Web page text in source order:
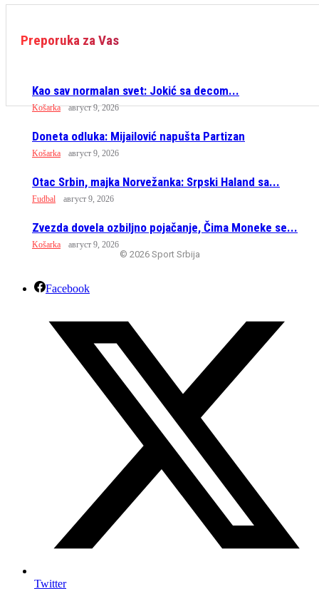
Preporuka za Vas
Kao sav normalan svet: Jokić sa decom...
Košarka август 9, 2026
Doneta odluka: Mijailović napušta Partizan
Košarka август 9, 2026
Otac Srbin, majka Norvežanka: Srpski Haland sa...
Fudbal август 9, 2026
Zvezda dovela ozbiljno pojačanje, Čima Moneke se...
Košarka август 9, 2026
© 2026 Sport Srbija
Facebook
Twitter